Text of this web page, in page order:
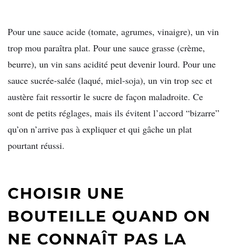
Pour une sauce acide (tomate, agrumes, vinaigre), un vin
trop mou paraîtra plat. Pour une sauce grasse (crème,
beurre), un vin sans acidité peut devenir lourd. Pour une
sauce sucrée-salée (laqué, miel-soja), un vin trop sec et
austère fait ressortir le sucre de façon maladroite. Ce
sont de petits réglages, mais ils évitent l’accord “bizarre”
qu’on n’arrive pas à expliquer et qui gâche un plat
pourtant réussi.
CHOISIR UNE
BOUTEILLE QUAND ON
NE CONNAÎT PAS LA